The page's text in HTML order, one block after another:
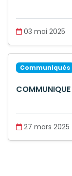
03 mai 2025
Communiqués
COMMUNIQUE
27 mars 2025